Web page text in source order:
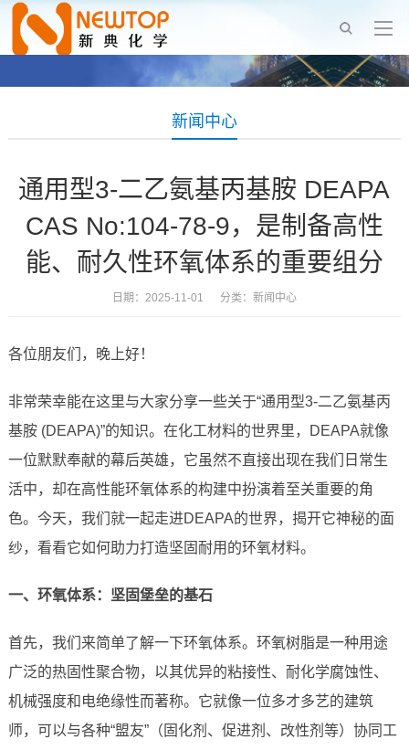
新闻中心
通用型3-二乙氨基丙基胺 DEAPA
CAS No:104-78-9，是制备高性
能、耐久性环氧体系的重要组分
日期：2025-11-01 分类： 新闻中心
各位朋友们，晚上好！
非常荣幸能在这里与大家分享一些关于“通用型3-二乙氨基丙
基胺 (DEAPA)”的知识。在化工材料的世界里，DEAPA就像
一位默默奉献的幕后英雄，它虽然不直接出现在我们日常生
活中，却在高性能环氧体系的构建中扮演着至关重要的角
色。今天，我们就一起走进DEAPA的世界，揭开它神秘的面
纱，看看它如何助力打造坚固耐用的环氧材料。
一、环氧体系：坚固堡垒的基石
首先，我们来简单了解一下环氧体系。环氧树脂是一种用途
广泛的热固性聚合物，以其优异的粘接性、耐化学腐蚀性、
机械强度和电绝缘性而著称。它就像一位多才多艺的建筑
师，可以与各种“盟友”（固化剂、促进剂、改性剂等）协同工